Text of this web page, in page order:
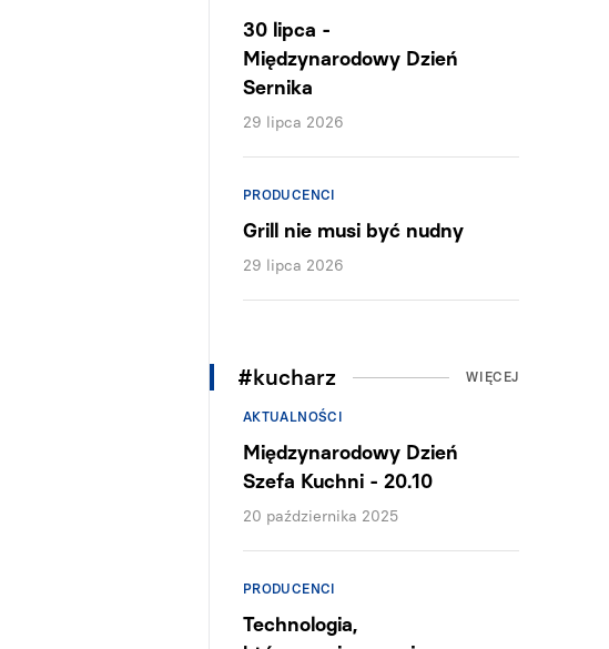
30 lipca -
Międzynarodowy Dzień
Sernika
29 lipca 2026
PRODUCENCI
Grill nie musi być nudny
29 lipca 2026
#kucharz WIĘCEJ
AKTUALNOŚCI
Międzynarodowy Dzień
Szefa Kuchni - 20.10
20 października 2025
PRODUCENCI
Technologia,